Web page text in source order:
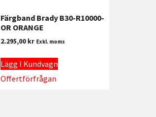
Färgband Brady B30-R10000-
OR ORANGE
2.295,00 kr Exkl. moms
Lägg I Kundvagn
Offertförfrågan